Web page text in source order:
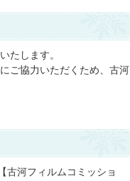
たします。
ご協力いただくため、古河
古河フィルムコミッショ